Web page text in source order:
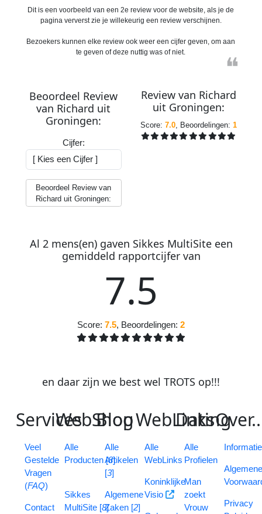
Dit is een voorbeeld van een 2e review voor de website, als je de
pagina ververst zie je willekeurig een review verschijnen.
Bezoekers kunnen elke review ook weer een cijfer geven, om aan
te geven of deze nuttig was of niet.
❝
Beoordeel Review
van Richard uit
Groningen:
Cijfer:
Beoordeel Review van
Richard uit Groningen:
Review van Richard
uit Groningen:
Score: 7.0, Beoordelingen: 1
Al 2mens(en) gaven Sikkes MultiSiteeen
gemiddeld rapportcijfervan
7.5
Score: 7.5, Beoordelingen: 2
en daar zijn we best wel TROTS op!!!
Services
Veel
Gestelde
Vragen
(FAQ)
Contact
WebShop
Alle
Producten [8]
Sikkes
MultiSite [8]
Blog
Alle
Artikelen
[3]
Algemene
Zaken [2]
WebLinks
Alle
WebLinks
Koninklijke
Visio
Dating
Alle
Profielen
Man
zoekt
Vrouw
Over..
Informatie
Privacy